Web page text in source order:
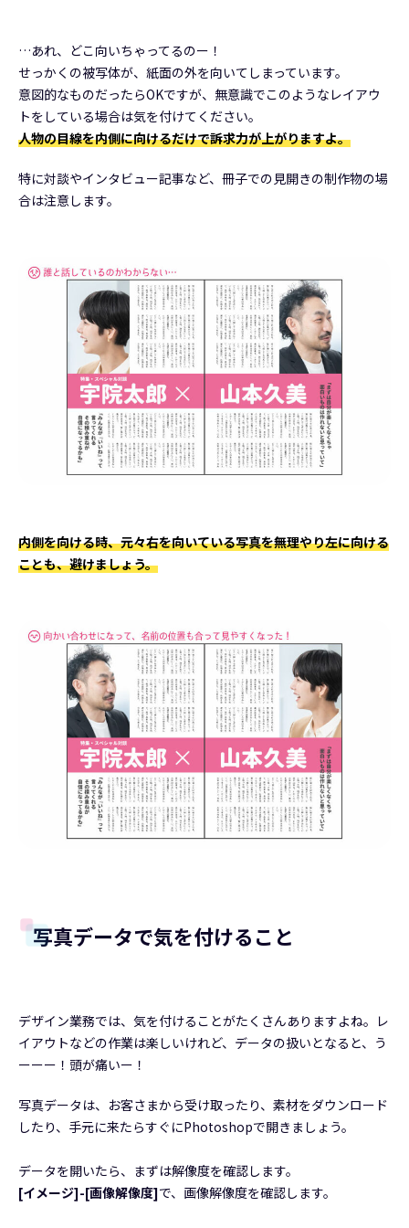
…あれ、どこ向いちゃってるのー！
せっかくの被写体が、紙面の外を向いてしまっています。
意図的なものだったらOKですが、無意識でこのようなレイアウ
トをしている場合は気を付けてください。
人物の目線を内側に向けるだけで訴求力が上がりますよ。
特に対談やインタビュー記事など、冊子での見開きの制作物の場
合は注意します。
内側を向ける時、元々右を向いている写真を無理やり左に向ける
ことも、避けましょう。
写真データで気を付けること
デザイン業務では、気を付けることがたくさんありますよね。レ
イアウトなどの作業は楽しいけれど、データの扱いとなると、う
ーーー！頭が痛いー！
写真データは、お客さまから受け取ったり、素材をダウンロード
したり、手元に来たらすぐにPhotoshopで開きましょう。
データを開いたら、まずは解像度を確認します。
[イメージ]-[画像解像度]で、画像解像度を確認します。